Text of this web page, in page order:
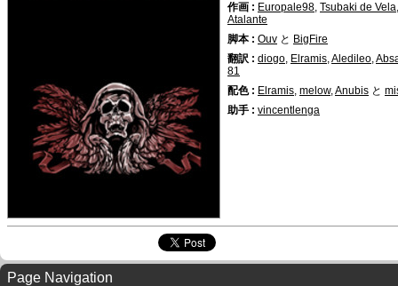
作画 : Europale98, Tsubaki de Vela
Atalante
脚本 : Ouv と BigFire
翻訳 : diogo, Elramis,Aledileo,
81
配色 : Elramis, melow,Anubis と
助手 : vincentlenga
Page Navigation